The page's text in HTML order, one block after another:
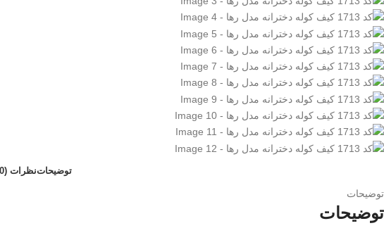
توضیحاتنظرات (0)
توضیحات
توضیحات